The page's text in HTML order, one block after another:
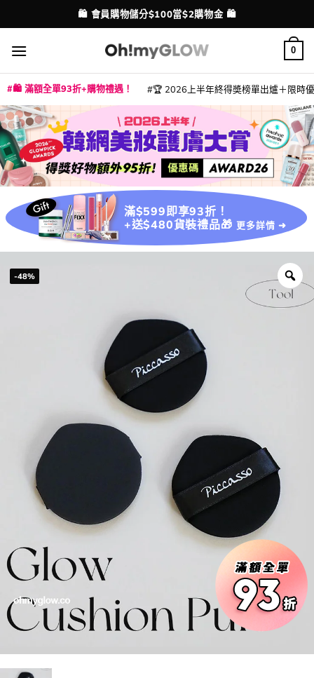
to
content
配送港澳
🛍️ 會員購物儲分$100當$2購物金 🛍️
💳 支援消費券、FPS、八達通、PAYME、信用卡付款
0
🛍️ 滿額全單93折+購物禮遇！ 🏆 2026上半年終得奬榜單出爐＋限時
滿$599即享93折！
+送$480貨裝禮品🎁 更多詳情 ➜
-48%